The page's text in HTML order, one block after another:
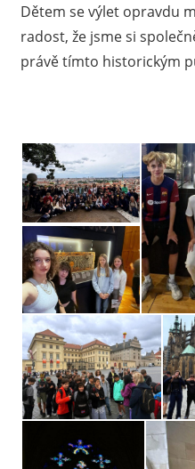
Dětem se výlet opravdu
radost, že jsme si
právě tímto historickým